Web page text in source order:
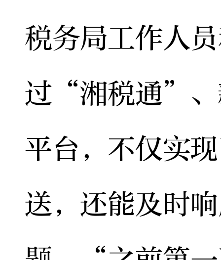
税务局工作人
过“湘税通”、
平台，不仅实
送，还能及时